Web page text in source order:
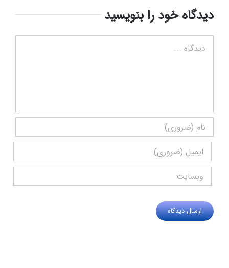
دیدگاه خود را بنویسید
دیدگاه